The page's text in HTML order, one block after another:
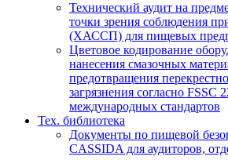
Технический аудит на
точки зрения соблюдения
(ХАССП) для пищевых
Цветовое кодирование
нанесения смазочных
предотвращения
загрязнения согласно FSSC
международных стандартов
Тех. библиотека
Документы по пищевой
CASSIDA для аудиторов,